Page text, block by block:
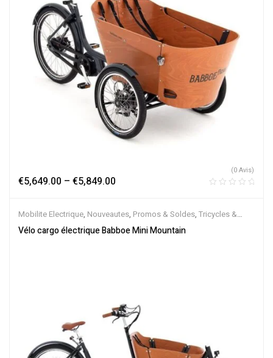
€5,649.00 – €5,849.00
(0 Avis)
Mobilite Electrique, Nouveautes, Promos & Soldes, Tricycles &
Cargos,Vélo électrique ville,Velos Electriques
Vélo cargo électrique Babboe Mini Mountain